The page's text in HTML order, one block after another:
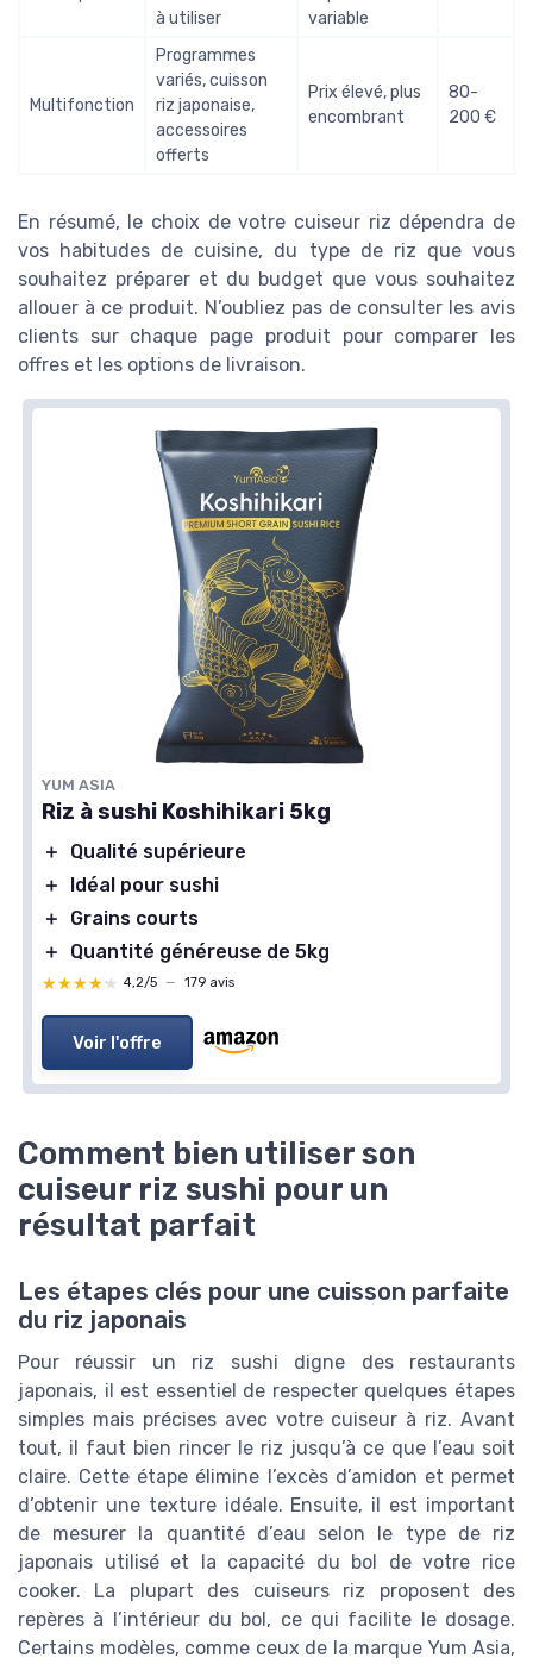
à utiliser
variable
Multifonction
Programmes
variés, cuisson
riz japonaise,
accessoires
offerts
Prix élevé, plus
encombrant
80-
200 €
En résumé, le choix de votre cuiseur riz dépendra de
vos habitudes de cuisine, du type de riz que vous
souhaitez préparer et du budget que vous souhaitez
allouer à ce produit. N’oubliez pas de consulter les avis
clients sur chaque page produit pour comparer les
offres et les options de livraison.
YUM ASIA
Riz à sushi Koshihikari 5kg
＋
Qualité supérieure
＋
Idéal pour sushi
＋
Grains courts
＋
Quantité généreuse de 5kg
★★★★★
★★★★★ 4,2/5 — 179 avis
Voir l'offre
Comment bien utiliser son
cuiseur riz sushi pour un
résultat parfait
Les étapes clés pour une cuisson parfaite
du riz japonais
Pour réussir un riz sushi digne des restaurants
japonais, il est essentiel de respecter quelques étapes
simples mais précises avec votre cuiseur à riz. Avant
tout, il faut bien rincer le riz jusqu’à ce que l’eau soit
claire. Cette étape élimine l’excès d’amidon et permet
d’obtenir une texture idéale. Ensuite, il est important
de mesurer la quantité d’eau selon le type de riz
japonais utilisé et la capacité du bol de votre rice
cooker. La plupart des cuiseurs riz proposent des
repères à l’intérieur du bol, ce qui facilite le dosage.
Certains modèles, comme ceux de la marque Yum Asia,